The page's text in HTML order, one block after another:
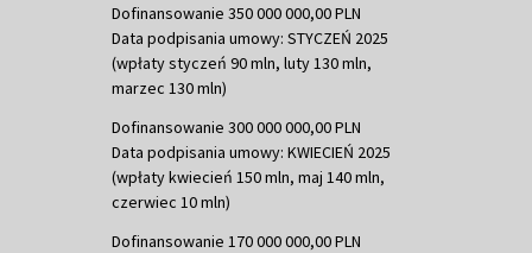
Dofinansowanie 350 000 000,00 PLN
Data podpisania umowy: STYCZEŃ 2025
(wpłaty styczeń 90 mln, luty 130 mln,
marzec 130 mln)
Dofinansowanie 300 000 000,00 PLN
Data podpisania umowy: KWIECIEŃ 2025
(wpłaty kwiecień 150 mln, maj 140 mln,
czerwiec 10 mln)
Dofinansowanie 170 000 000,00 PLN